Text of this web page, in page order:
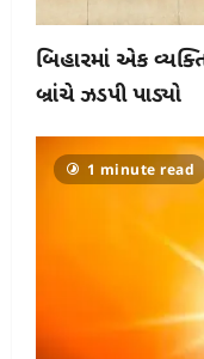
બિહારમાં એક
બ્રાંચે ઝડપી પાડ્યો
1 minute read